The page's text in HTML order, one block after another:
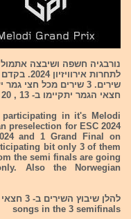
נורבגיה חשפה ושיבצה
חצאי הגמר יתקיימו ב- 13 , 20 ו-27 לחודש והגמר יתקיים ב-3/2/2024.
participating in it's Melodi
preselection for ESC 2024
and 1 Grand Final on
bit only 3 of them
the semi finals are going
Also the Norwegian
songs in the 3 semifinals